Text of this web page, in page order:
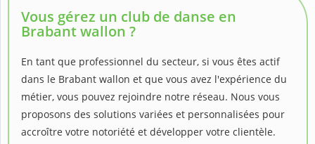
Vous gérez un club de danse en
Brabant wallon ?
En tant que professionnel du secteur, si vous êtes actif
dans le Brabant wallon et que vous avez l'expérience du
métier, vous pouvez rejoindre notre réseau. Nous vous
proposons des solutions variées et personnalisées pour
accroître votre notoriété et développer votre clientèle.